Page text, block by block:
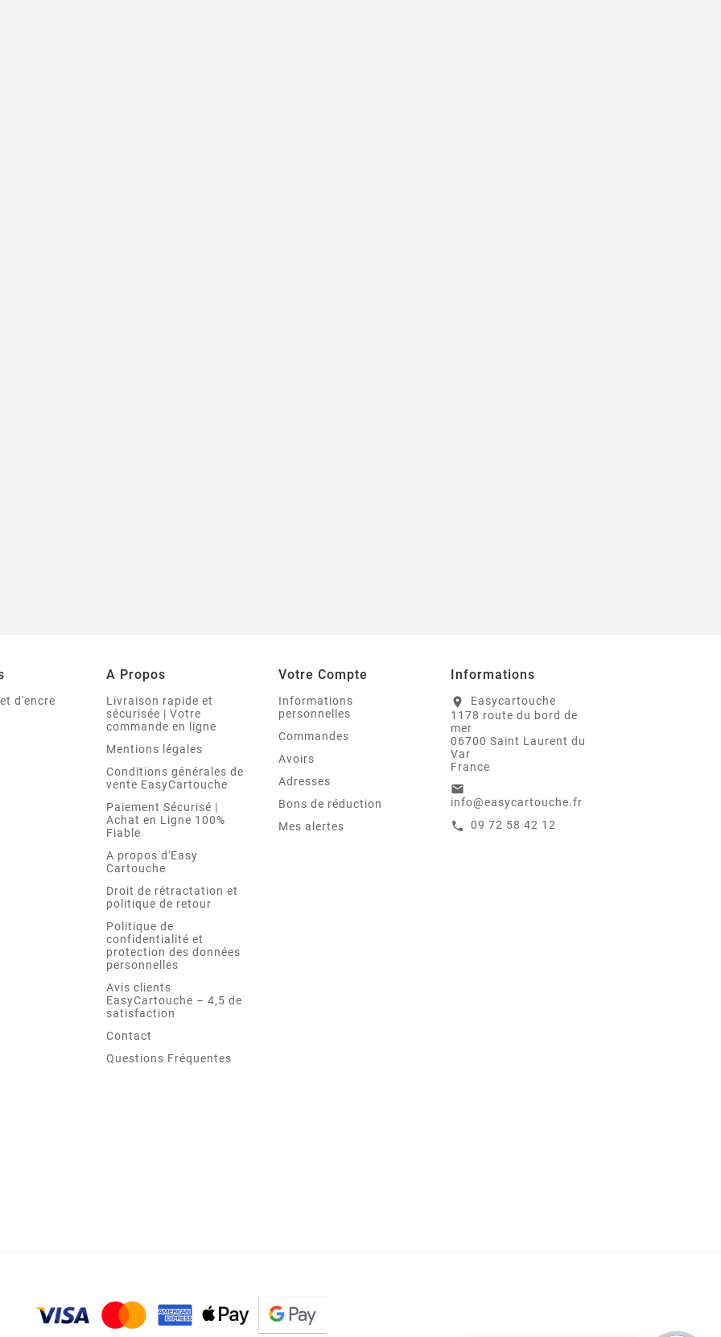
d'encre
A Propos
Livraison rapide et
sécurisée | Votre
commande en ligne
Mentions légales
Conditions générales de
vente EasyCartouche
Paiement Sécurisé |
Achat en Ligne 100%
Fiable
A propos d'Easy
Cartouche
Droit de rétractation et
politique de retour
Politique de
confidentialité et
protection des données
personnelles
Avis clients
EasyCartouche – 4,5 de
satisfaction
Contact
Questions Fréquentes
Votre Compte
Informations
personnelles
Commandes
Avoirs
Adresses
Bons de réduction
Mes alertes
Informations
location_on
Easycartouche
1178 route du bord de
mer
06700 Saint Laurent du
Var
France
email
info@easycartouche.fr
call 09 72 58 42 12